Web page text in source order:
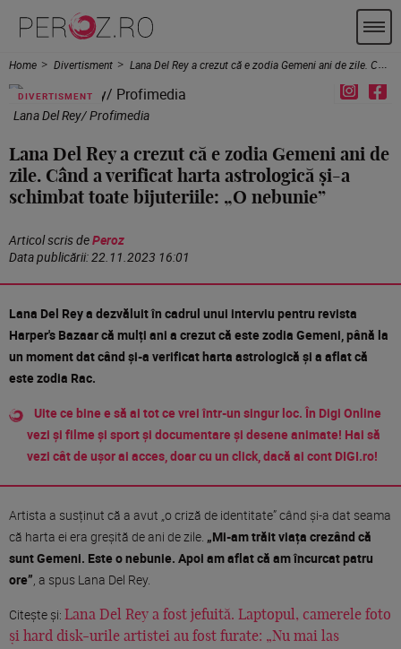
Home Divertisment Lana Del Rey a crezut că e zodia Gemeni ani de zile. Când a verificat harta astrologică și-a schimbat toate bijuteriile: „O nebunie”
DIVERTISMENT
Lana Del Rey/ Profimedia
Lana Del Rey a crezut că e zodia Gemeni ani de
zile. Când a verificat harta astrologică și-a
schimbat toate bijuteriile: „O nebunie”
Articol scris dePeroz
Data publicării:22.11.2023 16:01
Lana Del Rey a dezvăluit în cadrul unui interviu pentru revista
Harper's Bazaar că mulți ani a crezut că este zodia Gemeni, până la
un moment dat când și-a verificat harta astrologică și a aflat că
este zodia Rac.
Uite ce bine e să ai tot ce vrei într-un singur loc. În Digi Online
vezi și filme și sport și documentare și desene animate! Hai să
vezi cât de ușor ai acces, doar cu un click, dacă ai cont DIGI.ro!
Artista a susținut că a avut „o criză de identitate” când și-a dat seama
că harta ei era greșită de ani de zile. „Mi-am trăit viața crezând că
sunt Gemeni. Este o nebunie. Apoi am aflat că am încurcat patru
ore”, a spus Lana Del Rey.
Citește și: Lana Del Rey a fost jefuită. Laptopul, camerele foto
și hard disk-urile artistei au fost furate: „Nu mai las